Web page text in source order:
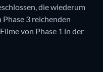
die wiederum
3 reichenden
von Phase 1 in der